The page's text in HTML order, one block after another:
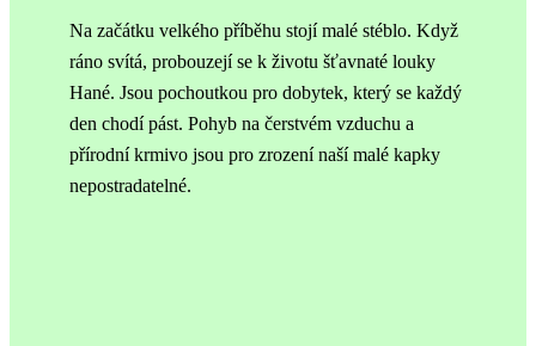
Na začátku velkého příběhu stojí malé stéblo. Když
ráno svítá, probouzejí se k životu šťavnaté louky
Hané. Jsou pochoutkou pro dobytek, který se každý
den chodí pást. Pohyb na čerstvém vzduchu a
přírodní krmivo jsou pro zrození naší malé kapky
nepostradatelné.